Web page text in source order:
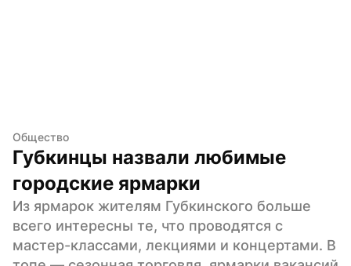
Общество
Губкинцы назвали любимые
городские ярмарки
Из ярмарок жителям Губкинского больше
всего интересны те, что проводятся с
мастер-классами, лекциями и концертами. В